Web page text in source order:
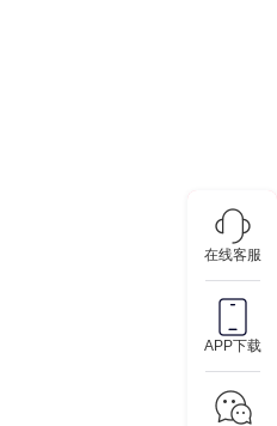
在线客服
APP下载